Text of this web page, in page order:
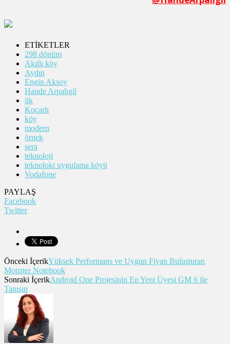
ETİKETLER
298 dönüm
Akıllı köy
Aydın
Engin Aksoy
Hande Arpalıgil
ilk
Koçarlı
köy
modern
örnek
sera
teknoloji
teknoloki uygulama köyü
Vodafone
PAYLAŞ
Facebook
Twitter
Önceki İçerikYüksek Performans ve Uygun Fiyatı Buluşturan
Monster Notebook
Sonraki İçerikAndroid One Projesinin En Yeni Üyesi GM 6 ile
Tanışın